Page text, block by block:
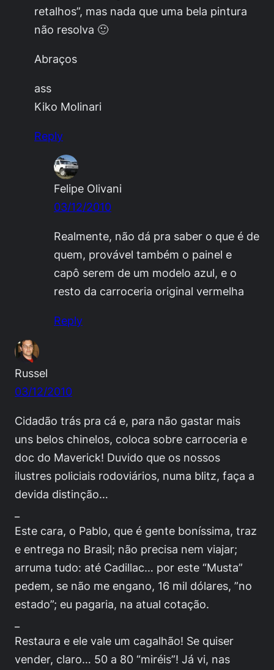
retalhos”, mas nada que uma bela pintura
não resolva 🙂
Abraços
ass
Kiko Molinari
Reply
Felipe Olivani
03/12/2010
Realmente, não dá pra saber o que é de
quem, provável também o painel e
capô serem de um modelo azul, e o
resto da carroceria original vermelha
Reply
Russel
03/12/2010
Cidadão trás pra cá e, para não gastar mais
uns belos chinelos, coloca sobre carroceria e
doc do Maverick! Duvido que os nossos
ilustres policiais rodoviários, numa blitz, faça a
devida distinção…
Este cara, o Pablo, que é gente boníssima, traz
e entrega no Brasil; não precisa nem viajar;
arruma tudo: até Cadillac… por este “Musta”
pedem, se não me engano, 16 mil dólares, ”no
estado”; eu pagaria, na atual cotação.
Restaura e ele vale um cagalhão! Se quiser
vender, claro… 50 a 80 “miréis”! Já vi, nas